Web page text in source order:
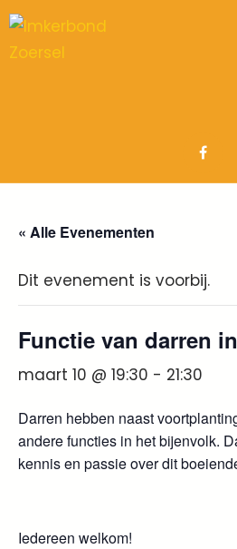
« Alle Evenementen
Dit evenement is voorbij.
Functie van darren
maart 10 @ 19:30 - 21:30
Darren hebben naast
andere functies in het bijenvolk.
kennis en passie over dit
Iedereen welkom!